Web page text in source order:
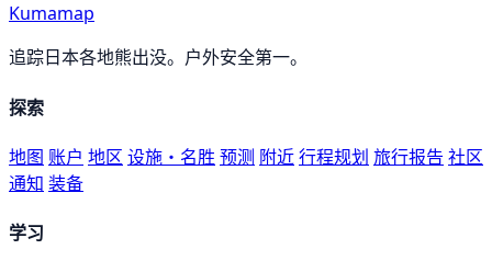
Kumamap
追踪日本各地熊出没。户外安全第一。
探索
地图 账户 地区 设施・名胜 预测 附近行程规划 旅行报告 社区
通知 装备
学习